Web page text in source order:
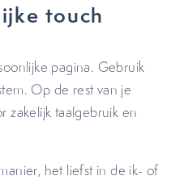
touch
pagina. Gebruik
Op de rest van je
zakelijk taalgebruik en
het liefst in de ik- of